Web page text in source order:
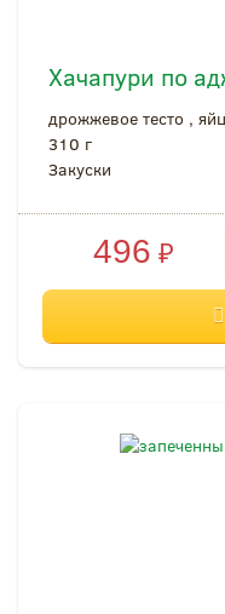
Хачапури по
дрожжевое тесто ,
310 г
Закуски
496 ₽